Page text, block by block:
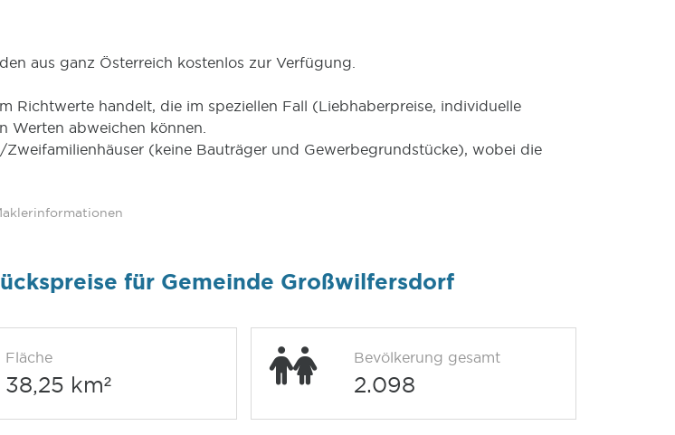
aus ganz Österreich kostenlos zur Verfügung.
Richtwerte handelt, die im speziellen Fall (Liebhaberpreise, individuelle
Werten abweichen können.
(keine Bauträger und Gewerbegrundstücke), wobei die
für Gemeinde Großwilfersdorf
Fläche
38,25 km²
Bevölkerung gesamt
2.098